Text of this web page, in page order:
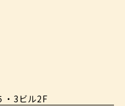
・3ビル2F